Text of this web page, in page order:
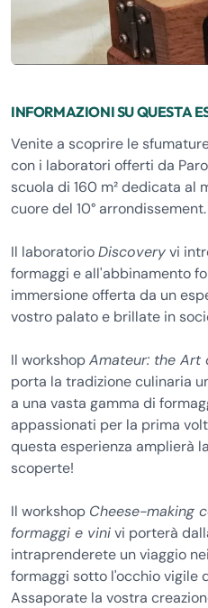
INFORMAZIONI SU QUESTA
Venite a scoprire le
con i laboratori offerti da
scuola di 160 m² dedicata al
cuore del 10° arrondissement.
Il laboratorioDiscoveryvi
formaggi e all'abbinamento
immersione offerta da un
vostro palato e brillate in
Il workshopAmateur: the Art
porta la tradizione culinaria
a una vasta gamma di
appassionati per la prima
questa esperienza amplierà
scoperte!
Il workshop Cheese-making
formaggi e vinivi porterà
intraprenderete un viaggio
formaggi sotto l'occhio vigile
Assaporate la vostra